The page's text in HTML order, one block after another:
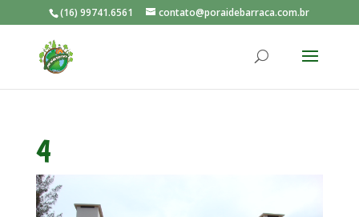
(16) 99741.6561 contato@poraidebarraca.com.br
4